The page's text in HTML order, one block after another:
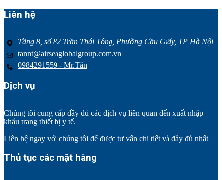
Liên hệ
Tầng 8, số 82 Trần Thái Tông, Phường Cầu Giấy, TP Hà Nội
tannt@airseaglobalgroup.com.vn
0984291559 - Mr.Tân
Dịch vụ
Chúng tôi cung cấp đầy đủ các dịch vụ liên quan đến xuất nhập
khẩu trang thiết bị y tế.
Liên hệ ngay với chúng tôi để được tư vấn chi tiết và đầy đủ nhất
Thủ tục các mặt hàng